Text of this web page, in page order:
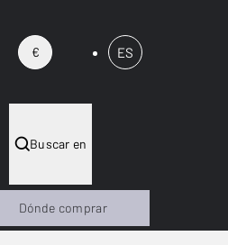
€ ES
Buscar en
Dónde comprar